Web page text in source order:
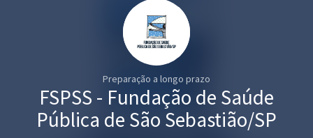
Graduação
Preparação a longo prazo
FSPSS - Fundação de Saúde
Pública de São Sebastião/SP